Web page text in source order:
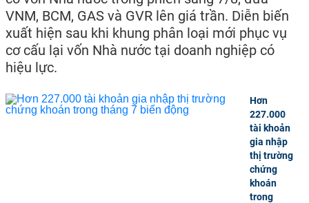
VNM, BCM, GAS và GVR lên giá trần. Diễn biến
xuất hiện sau khi khung phân loại mới phục vụ
cơ cấu lại vốn Nhà nước tại doanh nghiệp có
hiệu lực.
Hơn
227.000
tài khoản
gia nhập
thị trường
chứng
khoán
trong